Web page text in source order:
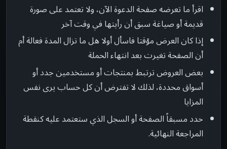
اقرأ ما تعرضه صفحة الدعوة الآن، ولا تعتمد على صورة
قديمة أو صياغة سبق أن رأيتها في وقت آخر
إذا كان العرض مؤقتا فاسأل أولا هل ما تزال المدة فعالة أم
أن الصفحة تغيرت بعد انتهاء الحملة
بعض العروض ترتبط بمنتجات أو مستخدمين جدد أو
أسواق محددة، لذلك لا تفترض أن كل حساب يرى نفس
المزايا
حدد مسبقاً الصفحة أو السجل الذي ستعتمد عليه كنقطة
المراجعة النهائية.